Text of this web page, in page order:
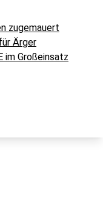
zugemauert
Ärger
im Großeinsatz